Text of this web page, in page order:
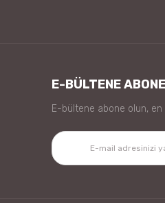
E-BÜLTENE
E-bültene abone olun,